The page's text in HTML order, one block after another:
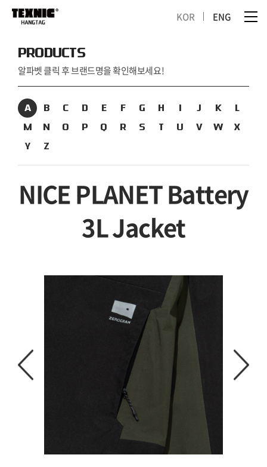
KOR ENG
PRODUCTS
알파벳 클릭 후 브랜드명을 확인해보세요!
A B C D E F G H I J K
L
M
N O P Q R S T U V W
X
Y
Z
NICE PLANET Battery
3L Jacket